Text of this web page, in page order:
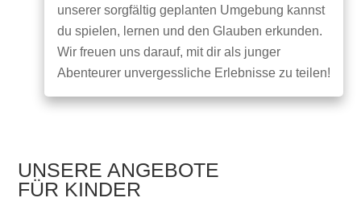
unserer sorgfältig geplanten Umgebung kannst
du spielen, lernen und den Glauben erkunden.
Wir freuen uns darauf, mit dir als junger
Abenteurer unvergessliche Erlebnisse zu teilen!
UNSERE ANGEBOTE
FÜR KINDER